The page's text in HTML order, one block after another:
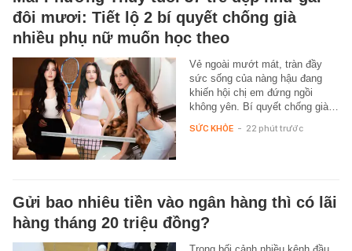
đôi mươi: Tiết lộ 2 bí quyết chống già
nhiều phụ nữ muốn học theo
Vẻ ngoài mướt mát, tràn đầy
sức sống của nàng hậu đang
khiến hội chị em đứng ngồi
không yên. Bí quyết chống già…
SỨC KHỎE - 22 phút trước
Gửi bao nhiêu tiền vào ngân hàng thì có lãi
hàng tháng 20 triệu đồng?